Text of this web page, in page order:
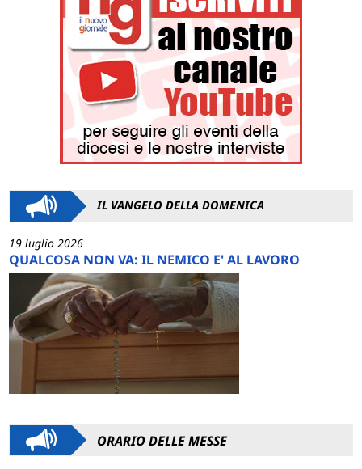
IL VANGELO DELLA DOMENICA
19 luglio 2026
QUALCOSA NON VA: IL NEMICO E' AL LAVORO
ORARIO DELLE MESSE